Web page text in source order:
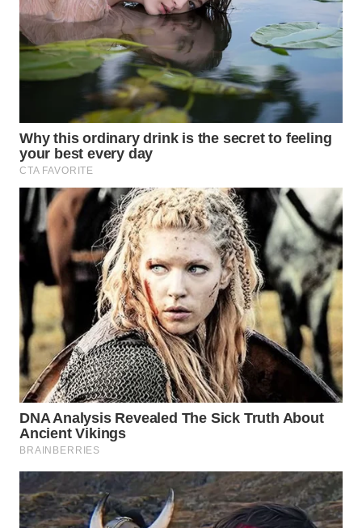
WAHANA
KONSUMEN
WAHANA
WAHANA
TRAVEL
WAHANA
TV
WAHANANEWS
ID
WAHANANEWS
CO ID
WAHANANEWS
NET
WAHANA
WAHANA
UMKM